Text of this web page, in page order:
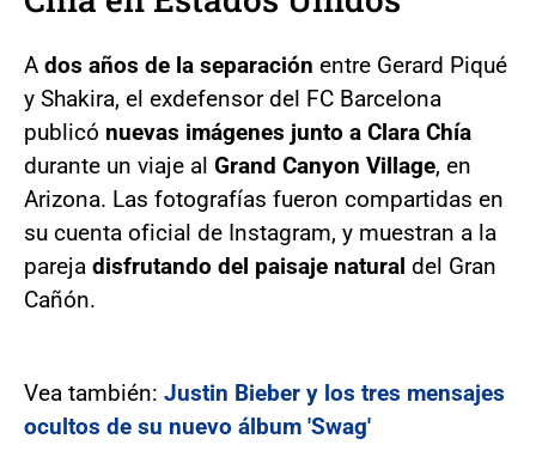
A dos años de la separación entre Gerard Piqué
y Shakira, el exdefensor del FC Barcelona
publicó nuevas imágenes junto a Clara Chía
durante un viaje al Grand Canyon Village, en
Arizona. Las fotografías fueron compartidas en
su cuenta oficial de Instagram, y muestran a la
pareja disfrutando del paisaje natural del Gran
Cañón.
Vea también: Justin Bieber y los tres mensajes
ocultos de su nuevo álbum 'Swag'